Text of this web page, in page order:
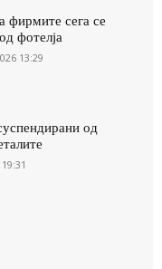
фирмите сега се
фотелја
13:29
од